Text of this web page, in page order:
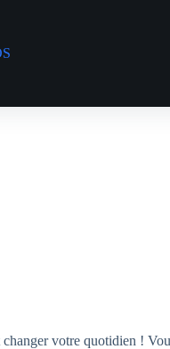
votre quotidien !